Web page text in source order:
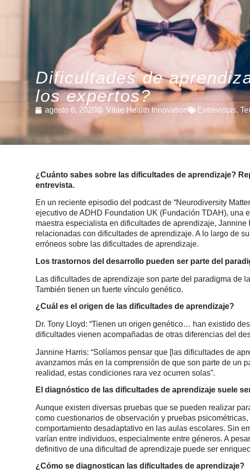
Dificultades de
los expertos?
agosto 6, 2020 Vitae Health Innovation Entrevistas,
¿Cuánto sabes sobre las dificultades de aprendizaje?
entrevista.
En un reciente episodio del podcast de “Neurodiversity
ejecutivo de ADHD Foundation UK (Fundación TDAH), una
maestra especialista en dificultades de aprendizaje,
relacionadas con dificultades de aprendizaje. A lo largo de
erróneos sobre las dificultades de aprendizaje.
Los trastornos del desarrollo pueden ser parte del
Las dificultades de aprendizaje son parte del paradigma de
También tienen un fuerte vínculo genético.
¿Cuál es el origen de las dificultades de aprendizaje?
Dr. Tony Lloyd: “Tienen un origen genético… han existido
dificultades vienen acompañadas de otras diferencias del
Jannine Harris: “Solíamos pensar que [las dificultades de
avanzamos más en la comprensión de que son parte de un
realidad, estas condiciones rara vez ocurren solas”.
El diagnóstico de las dificultades de aprendizaje suele
Aunque existen diversas pruebas que se pueden realizar
como cuestionarios de observación y pruebas
comportamiento desadaptativo en las aulas escolares. Sin
varían entre individuos, especialmente entre géneros. A
definitivo de una dificultad de aprendizaje puede ser
¿Cómo se diagnostican las dificultades de aprendizaje?